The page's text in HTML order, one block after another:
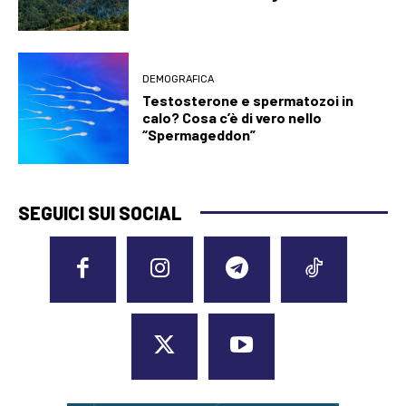
DEMOGRAFICA
Testosterone e spermatozoi in
calo? Cosa c’è di vero nello
“Spermageddon”
SEGUICI SUI SOCIAL